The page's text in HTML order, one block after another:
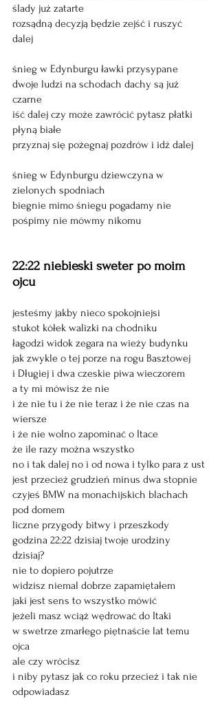
ślady już zatarte
rozsądną decyzją będzie zejść i ruszyć
dalej
śnieg w Edynburgu ławki przysypane
dwoje ludzi na schodach dachy są już
czarne
iść dalej czy może zawrócić pytasz płatki
płyną białe
przyznaj się pożegnaj pozdrów i idź dalej
śnieg w Edynburgu dziewczyna w
zielonych spodniach
biegnie mimo śniegu pogadamy nie
pośpimy nie mówmy nikomu
22:22 niebieski sweter po moim
ojcu
jesteśmy jakby nieco spokojniejsi
stukot kółek walizki na chodniku
łagodzi widok zegara na wieży budynku
jak zwykle o tej porze na rogu Basztowej
i Długiej i dwa czeskie piwa wieczorem
a ty mi mówisz że nie
i że nie tu i że nie teraz i że nie czas na
wiersze
i że nie wolno zapominać o Itace
że ile razy można wszystko
no i tak dalej no i od nowa i tylko para z ust
jest przecież grudzień minus dwa stopnie
czyjeś BMW na monachijskich blachach
pod domem
liczne przygody bitwy i przeszkody
godzina 22:22 dzisiaj twoje urodziny
dzisiaj?
nie to dopiero pojutrze
widzisz niemal dobrze zapamiętałem
jaki jest sens to wszystko mówić
jeżeli masz wciąż wędrować do Itaki
w swetrze zmarłego piętnaście lat temu
ojca
ale czy wrócisz
i niby pytasz jak co roku przecież i tak nie
odpowiadasz